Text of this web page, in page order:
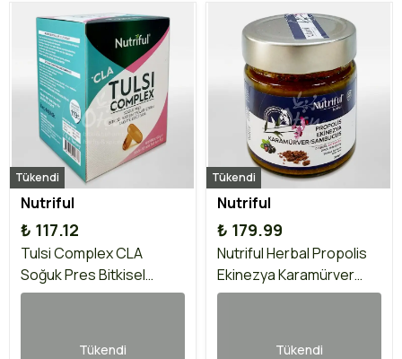
Tükendi
Nutriful
₺ 117.12
Tulsi Complex CLA
Soğuk Pres Bitkisel
Karışım Yağlar İçeren
Tükendi
Tükendi
Nutriful
₺ 179.99
Nutriful Herbal Propolis
Ekinezya Karamürver
/Sambucus 200 gr
Tükendi